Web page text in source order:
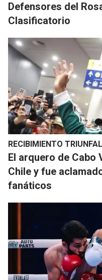
Defensores del
Clasificatorio
RECIBIMIENTO
El arquero de Cabo
Chile y fue
fanáticos